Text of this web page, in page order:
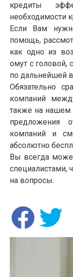
кредиты
необходимости
Если Вам
помощь,
как одно из
омут с головой,
по дальнейшей
Обязательно
компаний
также на нашем
предложения
компаний и
абсолютно
Вы всегда
специалистами,
на вопросы.